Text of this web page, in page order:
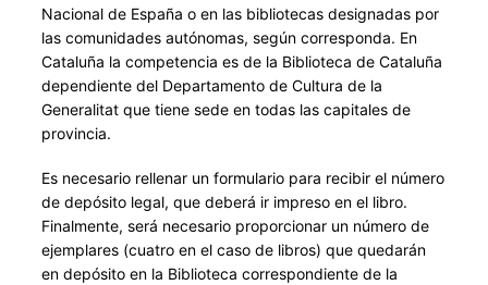
Nacional de España o en las bibliotecas designadas por
las comunidades autónomas, según corresponda. En
Cataluña la competencia es de la Biblioteca de Cataluña
dependiente del Departamento de Cultura de la
Generalitat que tiene sede en todas las capitales de
provincia.
Es necesario rellenar un formulario para recibir el número
de depósito legal, que deberá ir impreso en el libro.
Finalmente, será necesario proporcionar un número de
ejemplares (cuatro en el caso de libros) que quedarán
en depósito en la Biblioteca correspondiente de la